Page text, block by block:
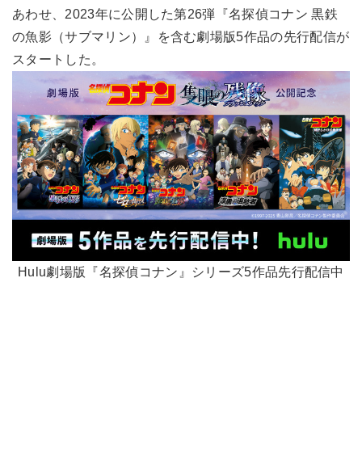
あわせ、2023年に公開した第26弾『名探偵コナン 黒鉄
の魚影（サブマリン）』を含む劇場版5作品の先行配信が
スタートした。
Hulu劇場版『名探偵コナン』シリーズ5作品先行配信中